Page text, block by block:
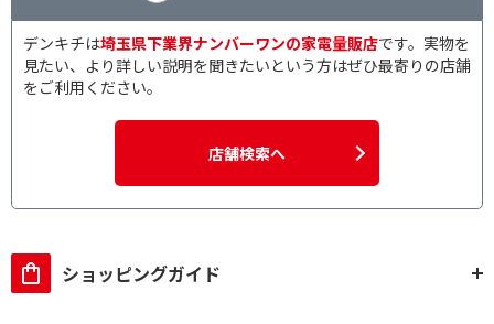
デンキチは埼玉県下業界ナンバーワンの家電量販店です。実物を
見たい、より詳しい説明を聞きたいという方はぜひ最寄りの店舗
をご利用ください。
店舗検索へ
ショッピングガイド